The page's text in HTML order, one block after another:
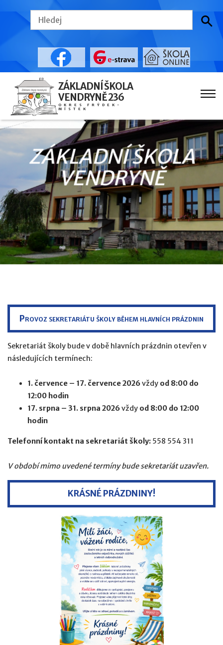
ZÁKLADNÍ ŠKOLA
VENDRYNĚ 236
OKRES FRÝDEK-
MÍSTEK
ZÁKLADNÍ ŠKOLA
VENDRYNĚ
Provoz sekretariátu školy během hlavních prázdnin
Sekretariát školy bude v době hlavních prázdnin otevřen v
následujících termínech:
1. července – 17. července 2026vždy od 8:00 do
12:00 hodin
17. srpna – 31. srpna 2026vždy od 8:00 do 12:00
hodin
Telefonní kontakt na sekretariát školy: 558 554 311
V období mimo uvedené termíny bude sekretariát uzavřen.
KRÁSNÉ PRÁZDNINY!